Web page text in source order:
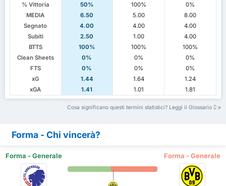
% Vittoria
50% 100%
0%
MEDIA
6.50 5.00
8.00
Segnato
4.00 4.00
4.00
Subiti
2.50 1.00
4.00
BTTS
100% 100%
100%
Clean Sheets
0% 0%
0%
FTS
0% 0%
0%
xG
1.44 1.64
1.24
xGA
1.41 1.01 1.81
Cosa significano questi termini statistici? Leggi il Glossario
Forma - Chi vincerà?
Forma - Generale Forma - Generale